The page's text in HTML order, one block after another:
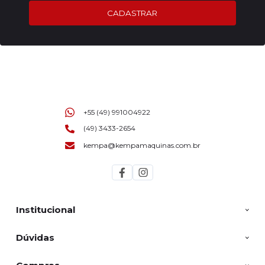
CADASTRAR
Institucional
Dúvidas
+55 (49) 991004922
(49) 3433-2654
kempa@kempamaquinas.com.br